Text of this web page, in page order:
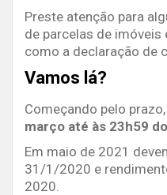
Preste atenção para
de parcelas de imóveis
como a declaração de
Vamos lá?
Começando pelo
março até às 23h59
Em maio de 2021
31/1/2020 e
2020.